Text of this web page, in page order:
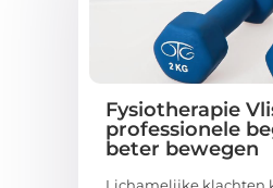
Fysiotherapie
professionele
beter bewegen
Lichamelijke klachten